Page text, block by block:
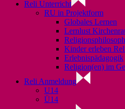
Reli Unterricht
RU in Projektform
Globales Lernen
Lernlust
Kinder erleben
Erlebnispädagogik
Religion(en) im
Reli Anmeldung
U14
Ü14